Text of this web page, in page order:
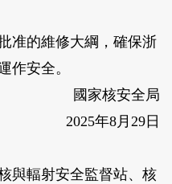
的維修大綱，確保浙
作安全。
國家核安全局
2025年8月29日
輻射安全監督站、核